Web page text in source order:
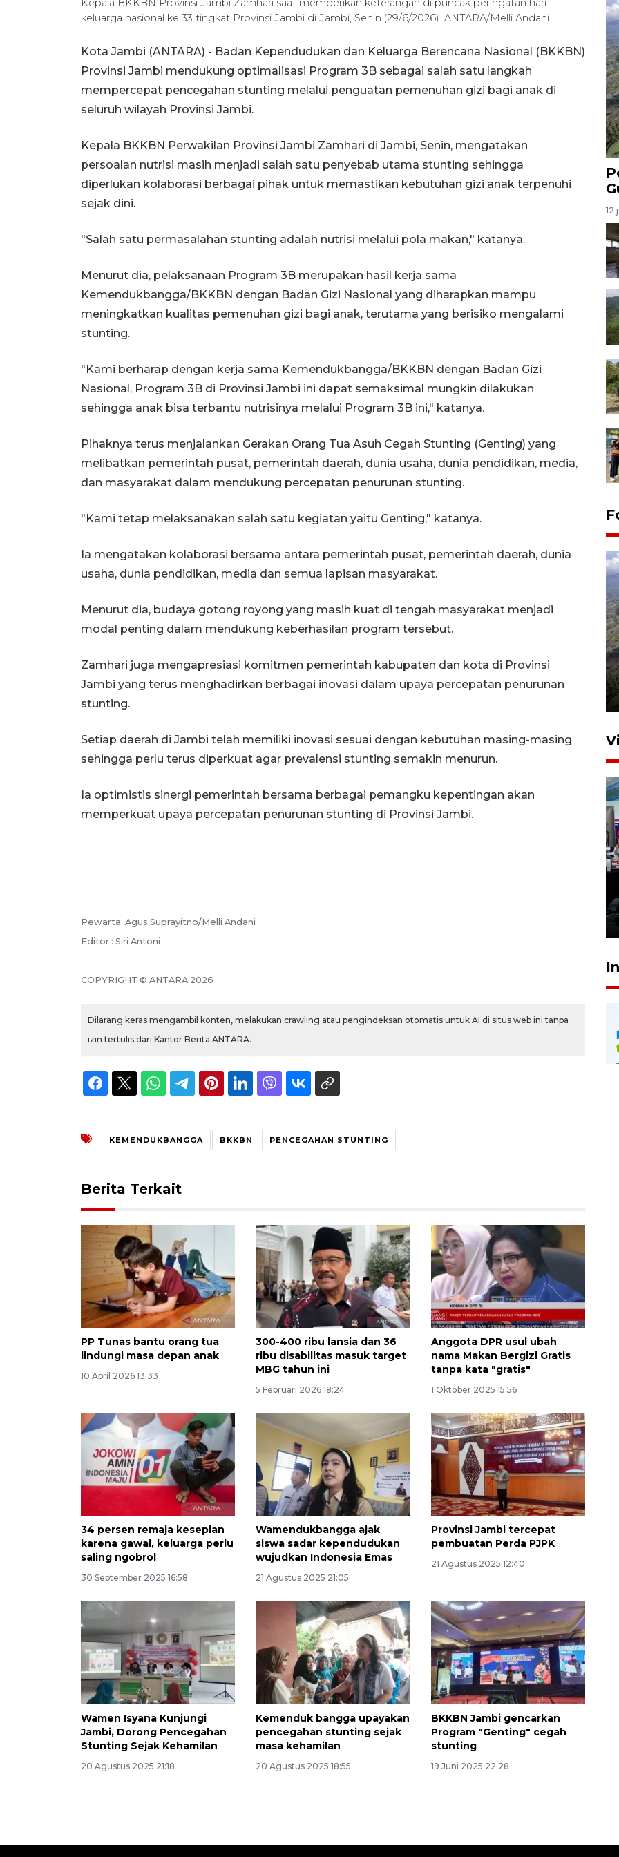
Kepala BKKBN Provinsi Jambi Zamhari saat memberikan keterangan di puncak peringatan hari
keluarga nasional ke 33 tingkat Provinsi Jambi di Jambi, Senin (29/6/2026). ANTARA/Melli Andani.
Kota Jambi (ANTARA) - Badan Kependudukan dan Keluarga Berencana Nasional (BKKBN)
Provinsi Jambi mendukung optimalisasi Program 3B sebagai salah satu langkah
mempercepat pencegahan stunting melalui penguatan pemenuhan gizi bagi anak di
seluruh wilayah Provinsi Jambi.
Kepala BKKBN Perwakilan Provinsi Jambi Zamhari di Jambi, Senin, mengatakan
persoalan nutrisi masih menjadi salah satu penyebab utama stunting sehingga
diperlukan kolaborasi berbagai pihak untuk memastikan kebutuhan gizi anak terpenuhi
sejak dini.
"Salah satu permasalahan stunting adalah nutrisi melalui pola makan," katanya.
Menurut dia, pelaksanaan Program 3B merupakan hasil kerja sama
Kemendukbangga/BKKBN dengan Badan Gizi Nasional yang diharapkan mampu
meningkatkan kualitas pemenuhan gizi bagi anak, terutama yang berisiko mengalami
stunting.
"Kami berharap dengan kerja sama Kemendukbangga/BKKBN dengan Badan Gizi
Nasional, Program 3B di Provinsi Jambi ini dapat semaksimal mungkin dilakukan
sehingga anak bisa terbantu nutrisinya melalui Program 3B ini," katanya.
Pihaknya terus menjalankan Gerakan Orang Tua Asuh Cegah Stunting (Genting) yang
melibatkan pemerintah pusat, pemerintah daerah, dunia usaha, dunia pendidikan, media,
dan masyarakat dalam mendukung percepatan penurunan stunting.
"Kami tetap melaksanakan salah satu kegiatan yaitu Genting," katanya.
Ia mengatakan kolaborasi bersama antara pemerintah pusat, pemerintah daerah, dunia
usaha, dunia pendidikan, media dan semua lapisan masyarakat.
Menurut dia, budaya gotong royong yang masih kuat di tengah masyarakat menjadi
modal penting dalam mendukung keberhasilan program tersebut.
Zamhari juga mengapresiasi komitmen pemerintah kabupaten dan kota di Provinsi
Jambi yang terus menghadirkan berbagai inovasi dalam upaya percepatan penurunan
stunting.
Setiap daerah di Jambi telah memiliki inovasi sesuai dengan kebutuhan masing-masing
sehingga perlu terus diperkuat agar prevalensi stunting semakin menurun.
Ia optimistis sinergi pemerintah bersama berbagai pemangku kepentingan akan
memperkuat upaya percepatan penurunan stunting di Provinsi Jambi.
Pewarta: Agus Suprayitno/Melli Andani
Editor : Siri Antoni
COPYRIGHT © ANTARA 2026
Dilarang keras mengambil konten, melakukan crawling atau pengindeksan otomatis untuk AI di situs web ini tanpa
izin tertulis dari Kantor Berita ANTARA.
KEMENDUKBANGGA BKKBN PENCEGAHAN STUNTING
Berita Terkait
PP Tunas bantu orang tua
lindungi masa depan anak
10 April 2026 13:33
300-400 ribu lansia dan 36
ribu disabilitas masuk target
MBG tahun ini
5 Februari 2026 18:24
Anggota DPR usul ubah
nama Makan Bergizi Gratis
tanpa kata "gratis"
1 Oktober 2025 15:56
34 persen remaja kesepian
karena gawai, keluarga perlu
saling ngobrol
30 September 2025 16:58
Wamendukbangga ajak
siswa sadar kependudukan
wujudkan Indonesia Emas
21 Agustus 2025 21:05
Provinsi Jambi tercepat
pembuatan Perda PJPK
21 Agustus 2025 12:40
Wamen Isyana Kunjungi
Jambi, Dorong Pencegahan
Stunting Sejak Kehamilan
20 Agustus 2025 21:18
Kemenduk bangga upayakan
pencegahan stunting sejak
masa kehamilan
20 Agustus 2025 18:55
BKKBN Jambi gencarkan
Program "Genting" cegah
stunting
19 Juni 2025 22:28
12
Penyusutan debit air Sungai
Batang Tembesi di Jambi
3 Agustus 2026 10:57
Memberantas kejahatan
jalanan Jakarta
2026-08-05 18:00:00